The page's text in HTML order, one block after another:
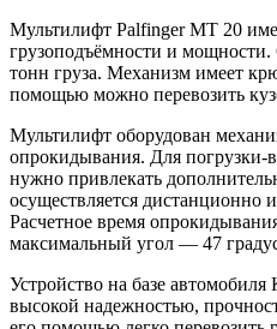
Мультилифт Palfinger МТ 20
грузоподъёмности и мощности.
тонн груза. Механизм имеет
помощью можно перевозить
Мультилифт оборудован
опрокидывания. Для погрузки-
нужно привлекать
осуществляется дистанционно
Расчетное время
максимальный угол — 47
Устройство на базе
высокой надежностью,